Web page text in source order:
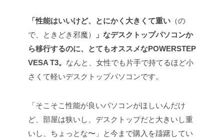
「性能はいいけど、とにかく大きくて重い （の
で、ときどき邪魔）
」なデスクトップパソコンか
ら移行するのに、とてもオススメなPOWERSTEP
VESA T3。 なんと、女性でも片手で持てるほど小
さくて軽いデスクトップパソコンです。
「そこそこ性能が良いパソコンがほしいんだけ
ど、部屋は狭いし、デスクトップだと大きいし重
いし、ちょっとな〜」と今まで購入を躊躇してい